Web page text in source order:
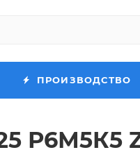
ПРОИЗВОДСТВО
Р6М5К5